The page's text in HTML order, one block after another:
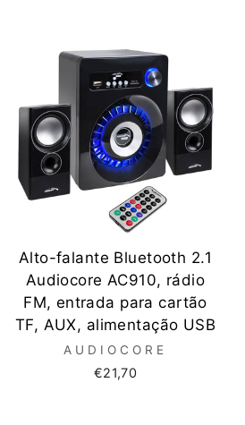
Alto-falante Bluetooth 2.1
Audiocore AC910, rádio
FM, entrada para cartão
TF, AUX, alimentação USB
AUDIOCORE
€21,70